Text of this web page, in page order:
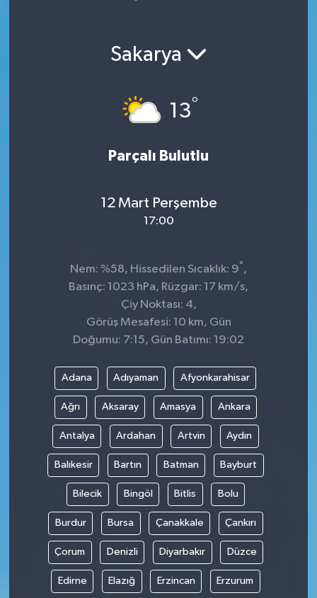
Sakarya
13°
Parçalı Bulutlu
12 Mart Perşembe
17:00
Nem: %58, Hissedilen Sıcaklık: 9° ,
Basınç: 1023 hPa, Rüzgar: 17 km/s,
Çiy Noktası: 4,
Görüş Mesafesi: 10 km, Gün
Doğumu: 7:15, Gün Batımı: 19:02
Adana Adıyaman Afyonkarahisar
Ağrı Aksaray Amasya Ankara
Antalya Ardahan Artvin Aydın
Balıkesir Bartın Batman Bayburt
Bilecik Bingöl Bitlis Bolu
Burdur Bursa Çanakkale Çankırı
Çorum Denizli Diyarbakır Düzce
Edirne Elazığ Erzincan Erzurum